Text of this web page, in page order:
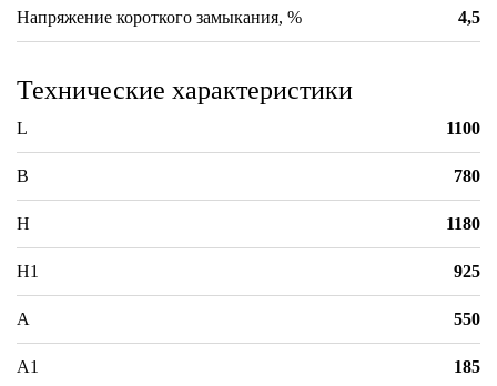
Напряжение короткого замыкания, % 4,5
Технические характеристики
L 1100
B 780
H 1180
H1 925
A 550
A1 185